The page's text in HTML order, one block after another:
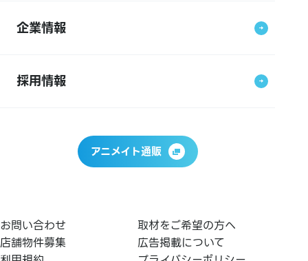
企業情報
採用情報
アニメイト通販
お問い合わせ
取材をご希望の方へ
店舗物件募集
広告掲載について